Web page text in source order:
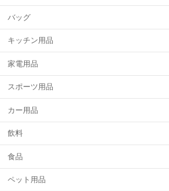
バッグ
キッチン用品
家電用品
スポーツ用品
カー用品
飲料
食品
ペット用品